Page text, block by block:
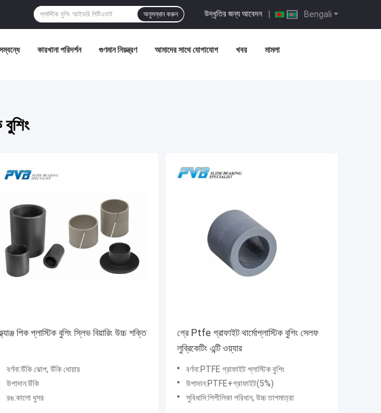
Bengali
উদ্ধৃতির জন্য আবেদন |
অনুসন্ধান করুন
কারখানা পরিদর্শন গুণমান নিয়ন্ত্রণ আমাদের সাথে যোগাযোগ খবর মামলা
বুশিং
পিক প্লাস্টিক বুশিং স্লিভ বিয়ারিং উচ্চ শক্তি
বর্ণনা:উঁকি ঝোপ, উঁকি ধোয়ার
উপাদান:উঁকি
রঙ:কালো ধুসর
গ্রে Ptfe গ্রাফাইট থার্মোপ্লাস্টিক বুশিং সেলফ
লুব্রিকেটিং এন্টি ওয়্যার
বর্ণনা:PTFE গ্রাফাইট প্লাস্টিক বুশিং
উপাদান:PTFE+গ্রাফাইট(5%)
সুবিধাদি:পিপীলিকা পরিধান, উচ্চ তাপমাত্রা